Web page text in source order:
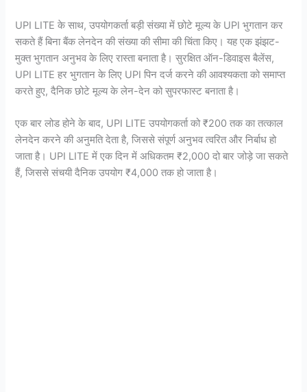
UPI LITE के साथ, उपयोगकर्ता बड़ी संख्या में छोटे मूल्य के UPI भुगतान कर
सकते हैं बिना बैंक लेनदेन की संख्या की सीमा की चिंता किए। यह एक झंझट-
मुक्त भुगतान अनुभव के लिए रास्ता बनाता है। सुरक्षित ऑन-डिवाइस बैलेंस,
UPI LITE हर भुगतान के लिए UPI पिन दर्ज करने की आवश्यकता को समाप्त
करते हुए, दैनिक छोटे मूल्य के लेन-देन को सुपरफास्ट बनाता है।
एक बार लोड होने के बाद, UPI LITE उपयोगकर्ता को ₹200 तक का तत्काल
लेनदेन करने की अनुमति देता है, जिससे संपूर्ण अनुभव त्वरित और निर्बाध हो
जाता है। UPI LITE में एक दिन में अधिकतम ₹2,000 दो बार जोड़े जा सकते
हैं, जिससे संचयी दैनिक उपयोग ₹4,000 तक हो जाता है।